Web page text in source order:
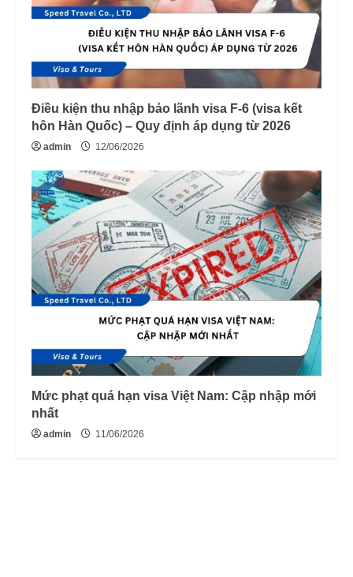
Điều kiện thu nhập bảo lãnh visa F-6 (visa kết
hôn Hàn Quốc) – Quy định áp dụng từ 2026
admin 12/06/2026
Mức phạt quá hạn visa Việt Nam: Cập nhập mới
nhất
admin 11/06/2026